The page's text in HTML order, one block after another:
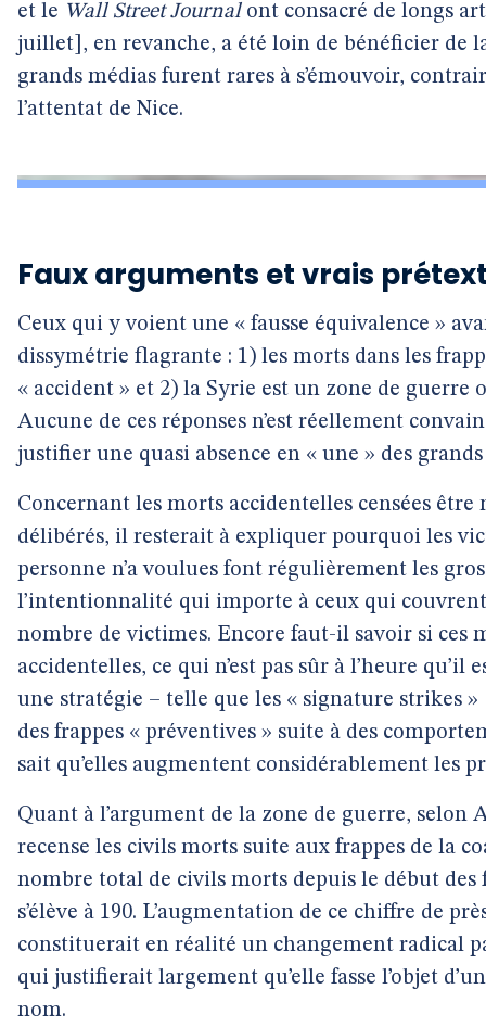
et le Wall Street Journalont consacré de longs
juillet], en revanche, a été loin de bénéficier de
grands médias furent rares à s’émouvoir,
l’attentat de Nice.
Faux arguments et vrais
Ceux qui y voient une « fausse équivalence »
dissymétrie flagrante : 1) les morts dans les
« accident » et 2) la Syrie est un zone de guerre
Aucune de ces réponses n’est réellement
justifier une quasi absence en « une » des
Concernant les morts accidentelles censées
délibérés, il resterait à expliquer pourquoi les
personne n’a voulues font régulièrement les gros
l’intentionnalité qui importe à ceux qui
nombre de victimes. Encore faut-il savoir si ces
accidentelles, ce qui n’est pas sûr à l’heure
une stratégie – telle que les « signature strikes »
des frappes « préventives » suite à des
sait qu’elles augmentent considérablement les
Quant à l’argument de la zone de guerre, selon
recense les civils morts suite aux frappes de la
nombre total de civils morts depuis le début des
s’élève à 190. L’augmentation de ce chiffre de
constituerait en réalité un changement radical
qui justifierait largement qu’elle fasse l’objet
nom.